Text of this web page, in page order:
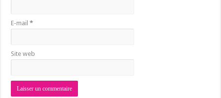
E-mail*
Site web